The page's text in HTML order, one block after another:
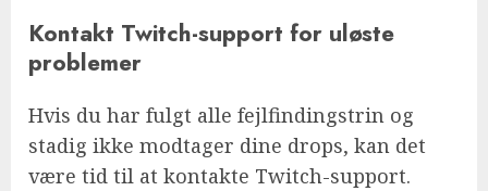
Kontakt Twitch-support for uløste
problemer
Hvis du har fulgt alle fejlfindingstrin og
stadig ikke modtager dine drops, kan det
være tid til at kontakte Twitch-support.